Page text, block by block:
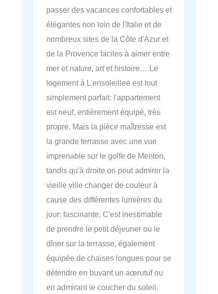
passer des vacances confortables et
élégantes non loin de l'Italie et de
nombreux sites de la Côte d'Azur et
de la Provence faciles à aimer entre
mer et nature, art et histoire… Le
logement à L'ensoleillee est tout
simplement parfait: l'appartement
est neuf, entièrement équipé, très
propre. Mais la pièce maîtresse est
la grande terrasse avec une vue
imprenable sur le golfe de Menton,
tandis qu'à droite on peut admirer la
vieille ville changer de couleur à
cause des différentes lumières du
jour: fascinante. C'est inestimable
de prendre le petit déjeuner ou le
dîner sur la terrasse, également
équipée de chaises longues pour se
détendre en buvant un aœrutuf ou
en admirant le coucher du soleil.